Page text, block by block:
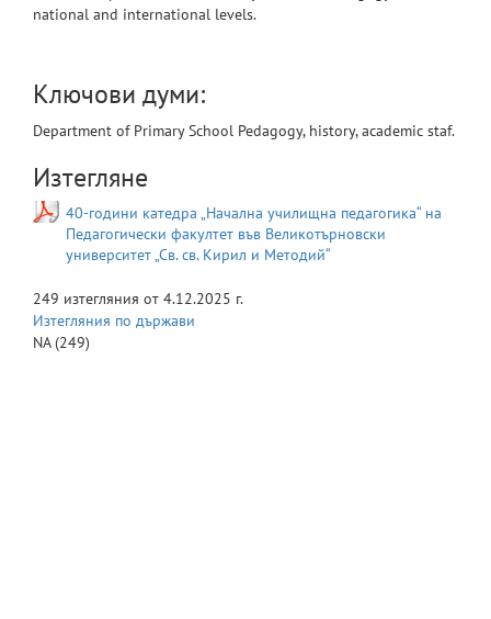
national and international levels.
Ключови думи:
Department of Primary School Pedagogy, history, academic staf.
Изтегляне
40-години катедра „Начална училищна педагогика“ на
Педагогически факултет във Великотърновски
университет „Св. св. Кирил и Методий“
249 изтегляния от 4.12.2025 г.
Изтегляния по държави
NA(249)